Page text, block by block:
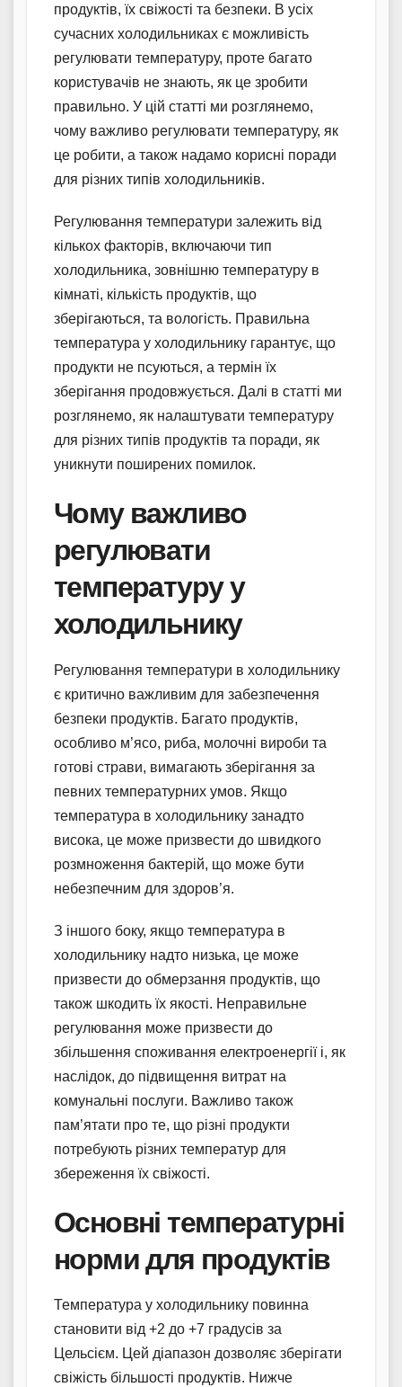
продуктів, їх свіжості та безпеки. В усіх
сучасних холодильниках є можливість
регулювати температуру, проте багато
користувачів не знають, як це зробити
правильно. У цій статті ми розглянемо,
чому важливо регулювати температуру, як
це робити, а також надамо корисні поради
для різних типів холодильників.
Регулювання температури залежить від
кількох факторів, включаючи тип
холодильника, зовнішню температуру в
кімнаті, кількість продуктів, що
зберігаються, та вологість. Правильна
температура у холодильнику гарантує, що
продукти не псуються, а термін їх
зберігання продовжується. Далі в статті ми
розглянемо, як налаштувати температуру
для різних типів продуктів та поради, як
уникнути поширених помилок.
Чому важливо
регулювати
температуру у
холодильнику
Регулювання температури в холодильнику
є критично важливим для забезпечення
безпеки продуктів. Багато продуктів,
особливо м’ясо, риба, молочні вироби та
готові страви, вимагають зберігання за
певних температурних умов. Якщо
температура в холодильнику занадто
висока, це може призвести до швидкого
розмноження бактерій, що може бути
небезпечним для здоров’я.
З іншого боку, якщо температура в
холодильнику надто низька, це може
призвести до обмерзання продуктів, що
також шкодить їх якості. Неправильне
регулювання може призвести до
збільшення споживання електроенергії і, як
наслідок, до підвищення витрат на
комунальні послуги. Важливо також
пам’ятати про те, що різні продукти
потребують різних температур для
збереження їх свіжості.
Основні температурні
норми для продуктів
Температура у холодильнику повинна
становити від +2 до +7 градусів за
Цельсієм. Цей діапазон дозволяє зберігати
свіжість більшості продуктів. Нижче